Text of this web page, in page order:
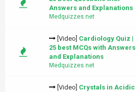
Answers and Explanations
Medquizzes.net
[Video] Cardiology Quiz |
25 best MCQs with Answers
and Explanations
Medquizzes.net
[Video] Crystals in Acidic